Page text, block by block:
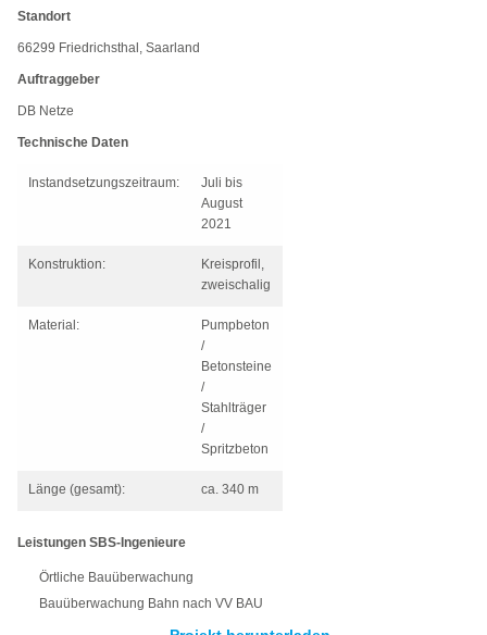
Standort
66299 Friedrichsthal, Saarland
Auftraggeber
DB Netze
Technische Daten
Instandsetzungszeitraum:
Juli bis
August
2021
Konstruktion:
Kreisprofil,
zweischalig
Material:
Pumpbeton
/
Betonsteine
/
Stahlträger
/
Spritzbeton
Länge (gesamt): ca. 340 m
Leistungen SBS-Ingenieure
Örtliche Bauüberwachung
Bauüberwachung Bahn nach VV BAU